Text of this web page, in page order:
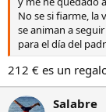
No se si fiarme, la
se animan a
para el día del
212 € es un
Salabre